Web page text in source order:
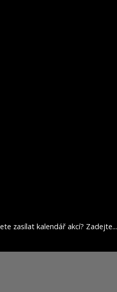
zasílat kalendář akcí? Zadejte...